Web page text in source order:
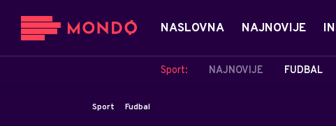
NASLOVNA NAJNOVIJE
Sport: NAJNOVIJE FUDBAL
Sport Fudbal